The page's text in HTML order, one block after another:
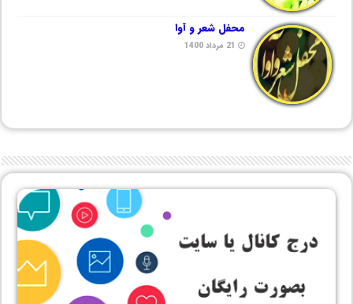
محفل شعر و آوا
21 مرداد 1400